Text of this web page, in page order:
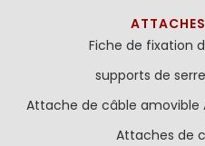
Fiche de fixation
supports de
Attache de câble amovible
Attaches de